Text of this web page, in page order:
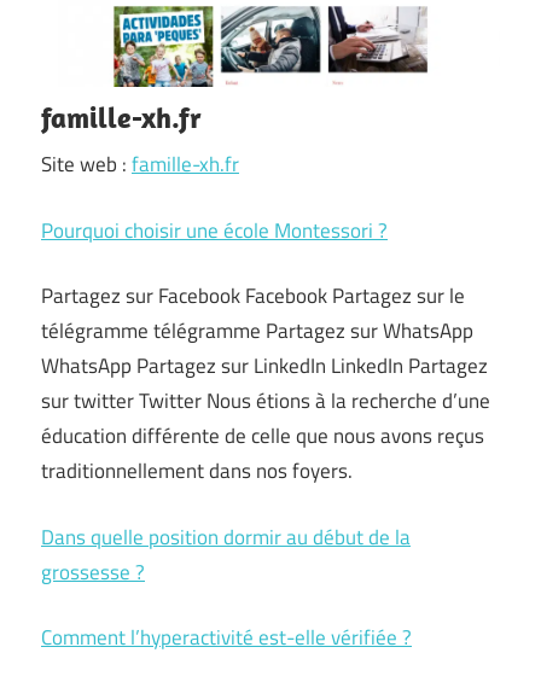
famille-xh.fr
Site web :famille-xh.fr
Pourquoi choisir une école Montessori ?
Partagez sur Facebook Facebook Partagez sur le
télégramme télégramme Partagez sur WhatsApp
WhatsApp Partagez sur LinkedIn LinkedIn Partagez
sur twitter Twitter Nous étions à la recherche d’une
éducation différente de celle que nous avons reçus
traditionnellement dans nos foyers.
Dans quelle position dormir au début de la
grossesse ?
Comment l’hyperactivité est-elle vérifiée ?